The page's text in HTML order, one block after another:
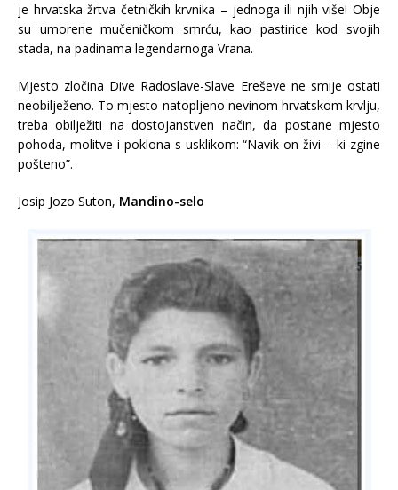
je hrvatska žrtva četničkih krvnika – jednoga ili njih više! Obje
su umorene mučeničkom smrću, kao pastirice kod svojih
stada, na padinama legendarnoga Vrana.
Mjesto zločina Dive Radoslave-Slave Ereševe ne smije ostati
neobilježeno. To mjesto natopljeno nevinom hrvatskom krvlju,
treba obilježiti na dostojanstven način, da postane mjesto
pohoda, molitve i poklona s usklikom: “Navik on živi – ki zgine
pošteno”.
Josip Jozo Suton, Mandino-selo